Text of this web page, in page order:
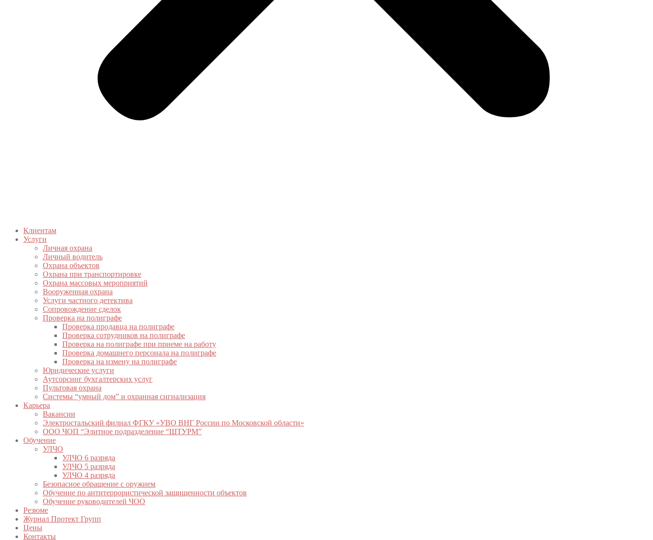
Клиентам
Услуги
Личная охрана
Личный водитель
Охрана объектов
Охрана при транспортировке
Охрана массовых мероприятий
Вооруженная охрана
Услуги частного детектива
Сопровождение сделок
Проверка на полиграфе
Проверка продавца на полиграфе
Проверка сотрудников на полиграфе
Проверка на полиграфе при приеме на работу
Проверка домашнего персонала на полиграфе
Проверка на измену на полиграфе
Юридические услуги
Аутсорсинг бухгалтерских услуг
Пультовая охрана
Системы “умный дом” и охранная сигнализация
Карьера
Вакансии
Электростальский филиал ФГКУ «УВО ВНГ России по Московской области»
ООО ЧОП “Элитное подразделение “ШТУРМ”
Обучение
УЛЧО
УЛЧО 6 разряда
УЛЧО 5 разряда
УЛЧО 4 разряда
Безопасное обращение с оружием
Обучение по антитеррористической защищенности объектов
Обучение руководителей ЧОО
Резюме
Журнал Протект Групп
Цены
Контакты